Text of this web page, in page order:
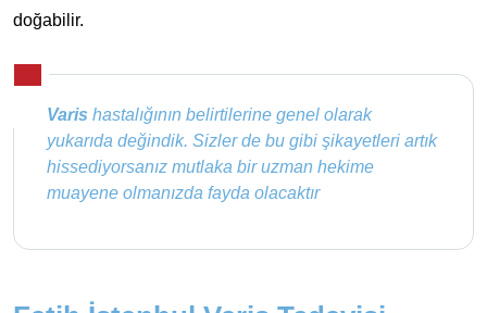
doğabilir.
Varis hastalığının belirtilerine genel olarak
yukarıda değindik. Sizler de bu gibi şikayetleri artık
hissediyorsanız mutlaka bir uzman hekime
muayene olmanızda fayda olacaktır